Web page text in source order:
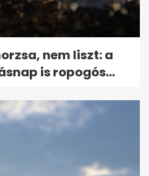
nem liszt: a
is ropogós...